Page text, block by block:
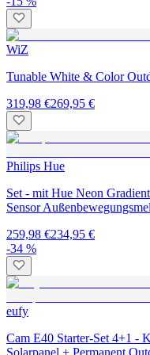
WiZ
Tunable White & Color
319,98 €269,95 €
Philips Hue
Set - mit Hue Neon
Sensor
259,98 €234,95 €
-34 %
eufy
Cam E40 Starter-Set 4+1 -